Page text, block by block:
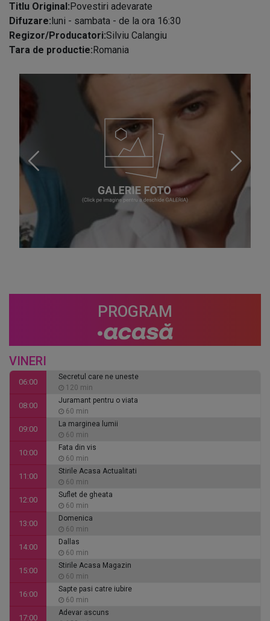
Titlu Original:Povestiri adevarate
Difuzare:luni - sambata - de la ora 16:30
Regizor/Producatori:Silviu Calangiu
Tara de productie:Romania
PROGRAM
VINERI
06:00
Secretul care ne uneste
120 min
08:00
Juramant pentru o viata
60 min
09:00
La marginea lumii
60 min
10:00
Fata din vis
60 min
11:00
Stirile Acasa Actualitati
60 min
12:00
Suflet de gheata
60 min
13:00
Domenica
60 min
14:00
Dallas
60 min
15:00
Stirile Acasa Magazin
60 min
16:00
Sapte pasi catre iubire
60 min
17:00
Adevar ascuns